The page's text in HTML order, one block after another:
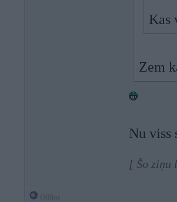
Kas
Zem
Nu viss
[ Šo ziņu